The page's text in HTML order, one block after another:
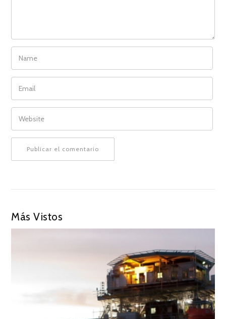
NAME
EMAIL
WEBSITE
Más Vistos